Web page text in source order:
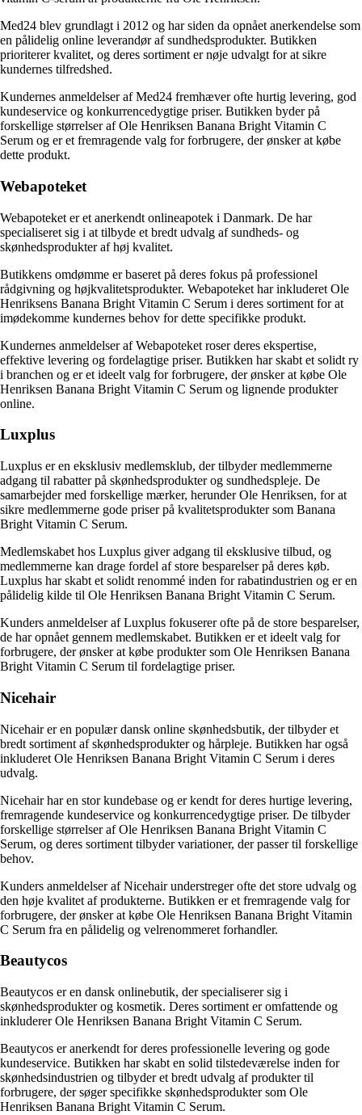
Med24 blev grundlagt i 2012 og har siden da opnået anerkendelse som
en pålidelig online leverandør af sundhedsprodukter. Butikken
prioriterer kvalitet, og deres sortiment er nøje udvalgt for at sikre
kundernes tilfredshed.
Kundernes anmeldelser af Med24 fremhæver ofte hurtig levering, god
kundeservice og konkurrencedygtige priser. Butikken byder på
forskellige størrelser af Ole Henriksen Banana Bright Vitamin C
Serum og er et fremragende valg for forbrugere, der ønsker at købe
dette produkt.
Webapoteket
Webapoteket er et anerkendt onlineapotek i Danmark. De har
specialiseret sig i at tilbyde et bredt udvalg af sundheds- og
skønhedsprodukter af høj kvalitet.
Butikkens omdømme er baseret på deres fokus på professionel
rådgivning og højkvalitetsprodukter. Webapoteket har inkluderet Ole
Henriksens Banana Bright Vitamin C Serum i deres sortiment for at
imødekomme kundernes behov for dette specifikke produkt.
Kundernes anmeldelser af Webapoteket roser deres ekspertise,
effektive levering og fordelagtige priser. Butikken har skabt et solidt ry
i branchen og er et ideelt valg for forbrugere, der ønsker at købe Ole
Henriksen Banana Bright Vitamin C Serum og lignende produkter
online.
Luxplus
Luxplus er en eksklusiv medlemsklub, der tilbyder medlemmerne
adgang til rabatter på skønhedsprodukter og sundhedspleje. De
samarbejder med forskellige mærker, herunder Ole Henriksen, for at
sikre medlemmerne gode priser på kvalitetsprodukter som Banana
Bright Vitamin C Serum.
Medlemskabet hos Luxplus giver adgang til eksklusive tilbud, og
medlemmerne kan drage fordel af store besparelser på deres køb.
Luxplus har skabt et solidt renommé inden for rabatindustrien og er en
pålidelig kilde til Ole Henriksen Banana Bright Vitamin C Serum.
Kunders anmeldelser af Luxplus fokuserer ofte på de store besparelser,
de har opnået gennem medlemskabet. Butikken er et ideelt valg for
forbrugere, der ønsker at købe produkter som Ole Henriksen Banana
Bright Vitamin C Serum til fordelagtige priser.
Nicehair
Nicehair er en populær dansk online skønhedsbutik, der tilbyder et
bredt sortiment af skønhedsprodukter og hårpleje. Butikken har også
inkluderet Ole Henriksen Banana Bright Vitamin C Serum i deres
udvalg.
Nicehair har en stor kundebase og er kendt for deres hurtige levering,
fremragende kundeservice og konkurrencedygtige priser. De tilbyder
forskellige størrelser af Ole Henriksen Banana Bright Vitamin C
Serum, og deres sortiment tilbyder variationer, der passer til forskellige
behov.
Kunders anmeldelser af Nicehair understreger ofte det store udvalg og
den høje kvalitet af produkterne. Butikken er et fremragende valg for
forbrugere, der ønsker at købe Ole Henriksen Banana Bright Vitamin
C Serum fra en pålidelig og velrenommeret forhandler.
Beautycos
Beautycos er en dansk onlinebutik, der specialiserer sig i
skønhedsprodukter og kosmetik. Deres sortiment er omfattende og
inkluderer Ole Henriksen Banana Bright Vitamin C Serum.
Beautycos er anerkendt for deres professionelle levering og gode
kundeservice. Butikken har skabt en solid tilstedeværelse inden for
skønhedsindustrien og tilbyder et bredt udvalg af produkter til
forbrugere, der søger specifikke skønhedsprodukter som Ole
Henriksen Banana Bright Vitamin C Serum.